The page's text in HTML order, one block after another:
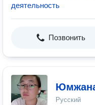
деятельность
Позвонить
Русский